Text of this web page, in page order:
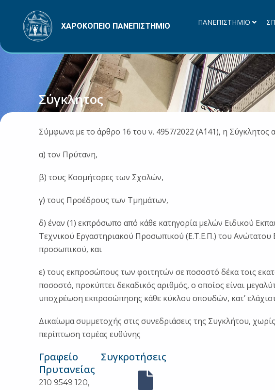
περιεχόμενο
ΧΑΡΟΚΟΠΕΙΟ ΠΑΝΕΠΙΣΤΗΜΙΟ ΠΑΝΕΠΙΣΤΗΜΙΟ
Σύγκλητος
Σύμφωνα με το άρθρο 16 του ν. 4957/2022 (Α΄141), η Σύγκλητος
α) τον Πρύτανη,
β) τους Κοσμήτορες των Σχολών,
γ) τους Προέδρους των Τμημάτων,
δ) έναν (1) εκπρόσωπο από κάθε κατηγορία μελών Ειδικού
Τεχνικού Εργαστηριακού Προσωπικού (Ε.Τ.Ε.Π.) του Ανώτατου
προσωπικού, και
ε) τους εκπροσώπους των φοιτητών σε ποσοστό δέκα τοις
ποσοστό, προκύπτει δεκαδικός αριθμός, ο οποίος είναι
υποχρέωση εκπροσώπησης κάθε κύκλου σπουδών, κατ’
Δικαίωμα συμμετοχής στις συνεδριάσεις της Συγκλήτου,
περίπτωση τομέας ευθύνης
Γραφείο
Πρυτανείας
210 9549 120,
Συγκροτήσεις